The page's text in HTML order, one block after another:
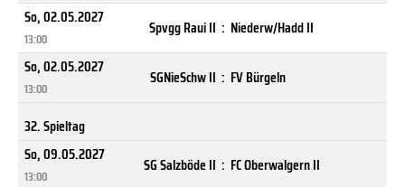
So, 02.05.2027
13:00
Spvgg Raui II : Niederw/Hadd II
So, 02.05.2027
13:00
SGNieSchw II : FV Bürgeln
32. Spieltag
So, 09.05.2027
13:00
SG Salzböde II : FC Oberwalgern II